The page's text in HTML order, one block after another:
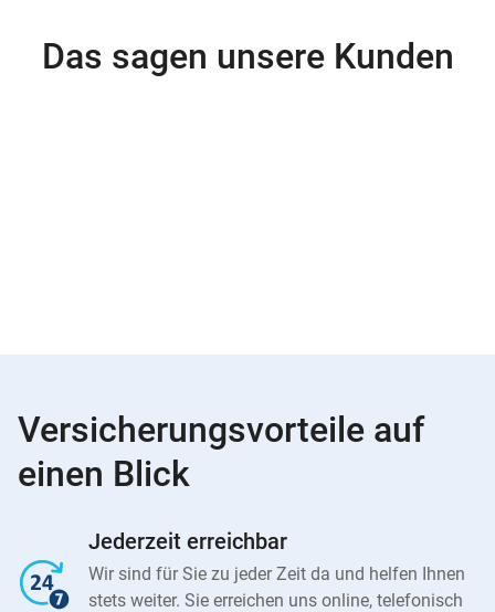
Das sagen unsere Kunden
Versicherungsvorteile auf
einen Blick
Jederzeit erreichbar
Wir sind für Sie zu jeder Zeit da und helfen Ihnen
stets weiter. Sie erreichen uns online, telefonisch